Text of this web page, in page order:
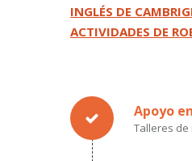
INGLÉS DE
ACTIVIDADES DE
Apoyo
Talleres